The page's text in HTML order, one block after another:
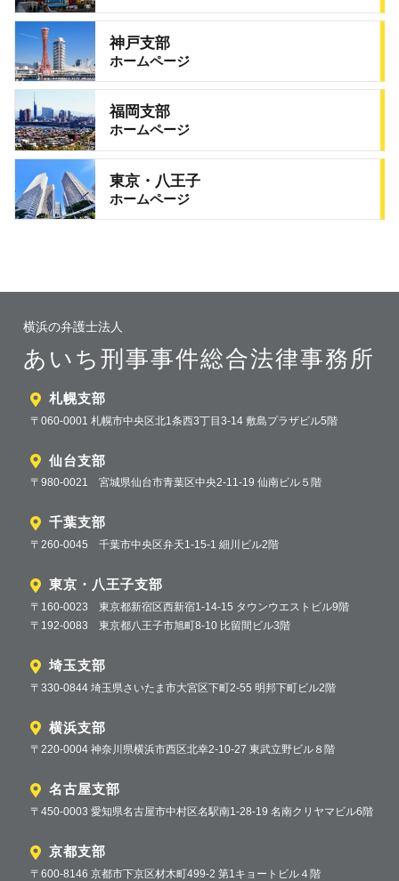
神戸支部
ホームページ
福岡支部
ホームページ
東京・八王子
ホームページ
横浜の弁護士法人
あいち刑事事件総合法律事務所
札幌支部
〒060-0001 札幌市中央区北1条西3丁目3-14 敷島プラザビル5階
仙台支部
〒980-0021 宮城県仙台市青葉区中央2-11-19 仙南ビル５階
千葉支部
〒260-0045 千葉市中央区弁天1-15-1 細川ビル2階
東京・八王子支部
〒160-0023 東京都新宿区西新宿1-14-15 タウンウエストビル9階
〒192-0083 東京都八王子市旭町8-10 比留間ビル3階
埼玉支部
〒330-0844 埼玉県さいたま市大宮区下町2-55 明邦下町ビル2階
横浜支部
〒220-0004 神奈川県横浜市西区北幸2-10-27 東武立野ビル８階
名古屋支部
〒450-0003 愛知県名古屋市中村区名駅南1-28-19 名南クリヤマビル6階
京都支部
〒600-8146 京都市下京区材木町499-2 第1キョートビル４階